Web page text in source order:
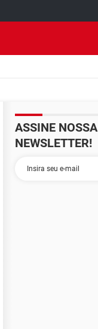
ASSINE NOSSA
NEWSLETTER!